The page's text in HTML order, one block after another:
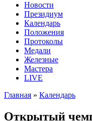
Новости
Президиум
Календарь
Положения
Протоколы
Медали
Железные
Мастера
LIVE
Главная » Календарь
Открытый